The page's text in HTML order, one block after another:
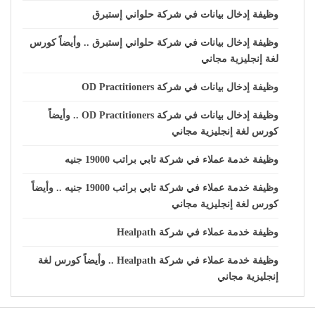
وظيفة إدخال بيانات في شركة حلواني إستبرق
وظيفة إدخال بيانات في شركة حلواني إستبرق .. وأيضاً كورس
لغة إنجليزية مجاني
وظيفة إدخال بيانات في شركة OD Practitioners
وظيفة إدخال بيانات في شركة OD Practitioners .. وأيضاً
كورس لغة إنجليزية مجاني
وظيفة خدمة عملاء في شركة تابي براتب 19000 جنيه
وظيفة خدمة عملاء في شركة تابي براتب 19000 جنيه .. وأيضاً
كورس لغة إنجليزية مجاني
وظيفة خدمة عملاء في شركة Healpath
وظيفة خدمة عملاء في شركة Healpath .. وأيضاً كورس لغة
إنجليزية مجاني